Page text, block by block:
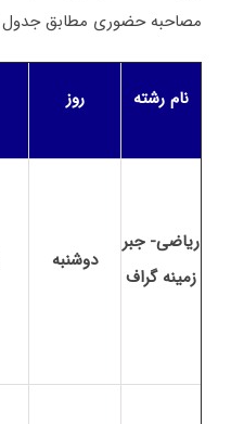
مصاحبه حضوری مطابق جدول
نام رشته روز
ریاضی- جبر
زمینه گراف
دوشنبه